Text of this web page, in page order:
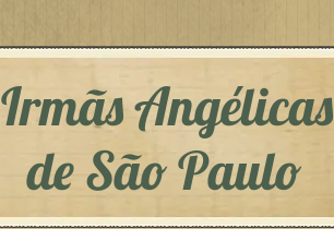
Irmãs Angélicas
de São Paulo